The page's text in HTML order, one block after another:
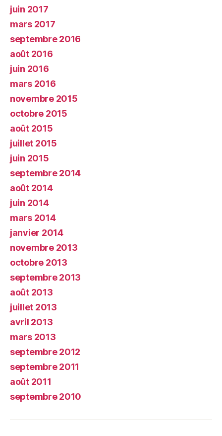
juin 2017
mars 2017
septembre 2016
août 2016
juin 2016
mars 2016
novembre 2015
octobre 2015
août 2015
juillet 2015
juin 2015
septembre 2014
août 2014
juin 2014
mars 2014
janvier 2014
novembre 2013
octobre 2013
septembre 2013
août 2013
juillet 2013
avril 2013
mars 2013
septembre 2012
septembre 2011
août 2011
septembre 2010